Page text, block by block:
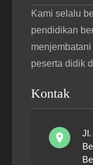
Kami selalu
pendidikan
peserta didik
Kontak
Jl.